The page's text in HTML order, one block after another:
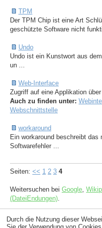
TPM
Der TPM Chip ist eine Art
geschützte Software nicht
Undo
Undo ist ein Kunstwort aus
un ...
Web-Interface
Zugriff auf eine Applikation
Auch zu finden unter:
Webschnittstelle
workaround
Ein workaround beschreibt
Softwarefehler ...
Seiten: << 1 2 3 4
Weitersuchen bei Google
(DateiEndungen)
Durch die Nutzung dieser
Copyright © 1998-2026